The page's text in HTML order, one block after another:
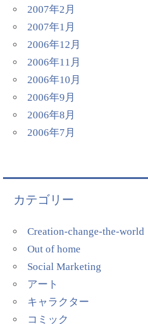
2007年2月
2007年1月
2006年12月
2006年11月
2006年10月
2006年9月
2006年8月
2006年7月
カテゴリー
Creation-change-the-world
Out of home
Social Marketing
アート
キャラクター
コミック